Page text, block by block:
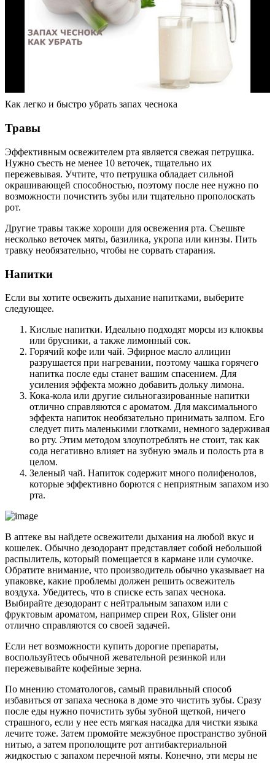
Как легко и быстро убрать запах чеснока
Травы
Эффективным освежителем рта является свежая петрушка.
Нужно съесть не менее 10 веточек, тщательно их
пережевывая. Учтите, что петрушка обладает сильной
окрашивающей способностью, поэтому после нее нужно по
возможности почистить зубы или тщательно прополоскать
рот.
Другие травы также хороши для освежения рта. Съешьте
несколько веточек мяты, базилика, укропа или кинзы. Пить
травку необязательно, чтобы не сорвать старания.
Напитки
Если вы хотите освежить дыхание напитками, выберите
следующее.
Кислые напитки. Идеально подходят морсы из клюквы
или брусники, а также лимонный сок.
Горячий кофе или чай. Эфирное масло аллицин
разрушается при нагревании, поэтому чашка горячего
напитка после еды станет вашим спасением. Для
усиления эффекта можно добавить дольку лимона.
Кока-кола или другие сильногазированные напитки
отлично справляются с ароматом. Для максимального
эффекта напиток необязательно принимать залпом. Его
следует пить маленькими глотками, немного задерживая
во рту. Этим методом злоупотреблять не стоит, так как
сода негативно влияет на зубную эмаль и полость рта в
целом.
Зеленый чай. Напиток содержит много полифенолов,
которые эффективно борются с неприятным запахом изо
рта.
В аптеке вы найдете освежители дыхания на любой вкус и
кошелек. Обычно дезодорант представляет собой небольшой
распылитель, который помещается в кармане или сумочке.
Обратите внимание, что производитель обычно указывает на
упаковке, какие проблемы должен решить освежитель
воздуха. Убедитесь, что в списке есть запах чеснока.
Выбирайте дезодорант с нейтральным запахом или с
фруктовым ароматом, например спреи Rox, Glister они
отлично справляются со своей задачей.
Если нет возможности купить дорогие препараты,
воспользуйтесь обычной жевательной резинкой или
пережевывайте кофейные зерна.
По мнению стоматологов, самый правильный способ
избавиться от запаха чеснока в доме это чистить зубы. Сразу
после еды нужно почистить зубы зубной щеткой, ничего
страшного, если у нее есть мягкая насадка для чистки языка
лечите тоже. Затем промойте межзубное пространство зубной
нитью, а затем прополощите рот антибактериальной
жидкостью с запахом перечной мяты. Конечно, эти меры не